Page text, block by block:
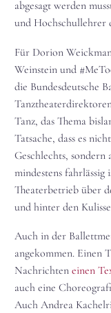
abgesagt werden
und Hochschullehrer
Für Dorion
Weinstein und
die Bundesdeutsche
Tanz, das Thema
Tatsache, dass es
Geschlechts,
mindestens
Theaterbetrieb über
und hinter den
Auch in der
angekommen. Einen
Nachrichten einen
auch eine
Auch Andrea